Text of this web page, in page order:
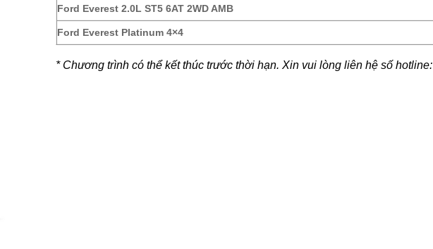
Ford Everest 2.0L ST5 6AT 2WD AMB
Ford Everest Platinum 4×4
* Chương trình có thể kết thúc trước thời hạn. Xin vui lòng liên hệ số hotline: